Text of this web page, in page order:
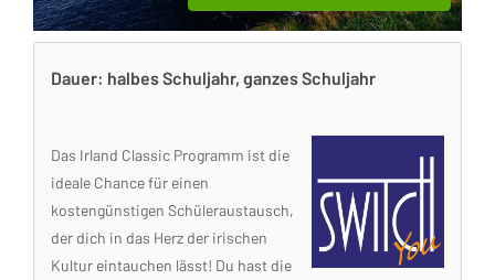
Dauer: halbes Schuljahr, ganzes Schuljahr
Das Irland Classic Programm ist die
ideale Chance für einen
kostengünstigen Schüleraustausch,
der dich in das Herz der irischen
Kultur eintauchen lässt! Du hast die